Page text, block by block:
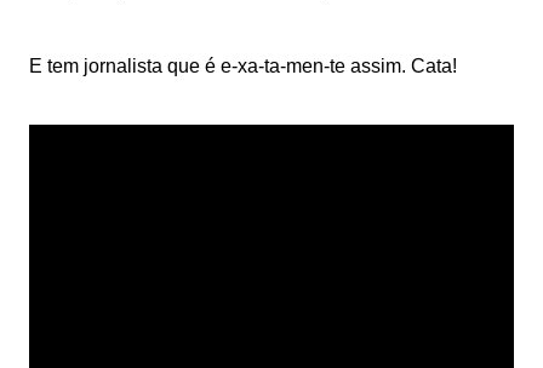
E tem jornalista que é e-xa-ta-men-te assim. Cata!